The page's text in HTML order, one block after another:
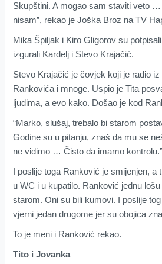
Skupštini. A mogao sam staviti veto
nisam”, rekao je Joška Broz na TV
Mika Špiljak i Kiro Gligorov su
izgurali Kardelj i Stevo Krajačić.
Stevo Krajačić je čovjek koji je radio
Rankovića i mnoge. Uspio je Tita
ljudima, a evo kako. Došao je kod
“Marko, slušaj, trebalo bi starom
Godine su u pitanju, znaš da mu se
ne vidimo … Čisto da imamo kontrolu.”
I poslije toga Ranković je smijenjen, a
u WC i u kupatilo. Ranković jednu
starom. Oni su bili kumovi. I poslije
vjerni jedan drugome jer su obojica
To je meni i Ranković rekao.
Tito i Jovanka